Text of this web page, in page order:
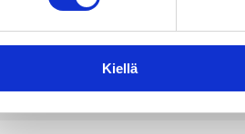
Kiellä